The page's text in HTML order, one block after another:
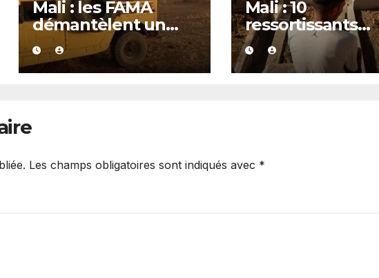
Mali : les FAMA
démantèlent un
site d’orpaillage
clandestin
soupçonné d’être
Mali : 10
ressortissants
chinois arrêtés
l’exploitation
présumée d’un
Les champs obligatoires sont indiqués avec *